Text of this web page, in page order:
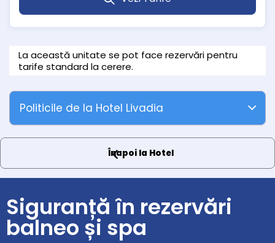
La această unitate se pot face rezervări pentru
tarife standard la cerere.
Politicile de la Hotel Livadia
Înapoi la Hotel
Siguranță în rezervări
balneo și spa